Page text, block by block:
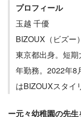
プロフィール
玉越 千優
BIZOUX（ビズー
東京都出身。短
年勤務。2022年8
はBIZOUXスタイ
ー元々幼稚園の先